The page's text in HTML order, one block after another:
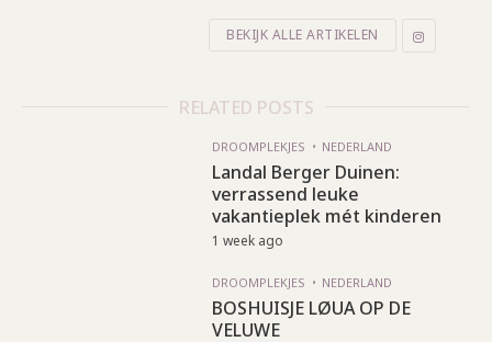
BEKIJK ALLE ARTIKELEN
RELATED POSTS
DROOMPLEKJES NEDERLAND
Landal Berger Duinen:
verrassend leuke
vakantieplek mét kinderen
1 week ago
DROOMPLEKJES NEDERLAND
BOSHUISJE LØUA OP DE
VELUWE